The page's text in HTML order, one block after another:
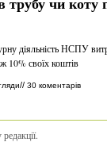
діяльність НСПУ
10% своїх коштів
// 30 коментарів